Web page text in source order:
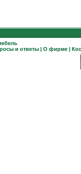
и ответы | О фирме |